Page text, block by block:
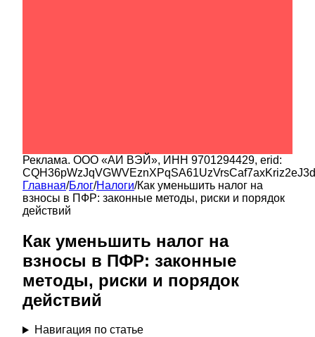
Реклама. ООО «АИ ВЭЙ», ИНН 9701294429, erid:
Главная/Блог/Налоги/Как уменьшить налог на
взносы в ПФР: законные методы, риски и порядок
действий
Как уменьшить налог на
взносы в ПФР: законные
методы, риски и порядок
действий
Навигация по статье